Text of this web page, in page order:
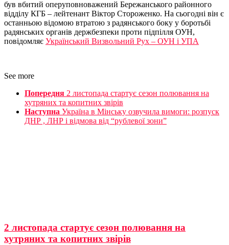
був вбитий оперуповноважений Бережанського районного
відділу КГБ – лейтенант Віктор Стороженко. На сьогодні він є
останньою відомою втратою з радянського боку у боротьбі
радянських органів держбезпеки проти підпілля ОУН,
повідомляє Український Визвольний Рух – ОУН і УПА
See more
Попередня 2 листопада стартує сезон полювання на
хутряних та копитних звірів
Наступна Україна в Мінську озвучила вимоги: розпуск
ДНР , ЛНР і відмова від “рублевої зони”
2 листопада стартує сезон полювання на
хутряних та копитних звірів